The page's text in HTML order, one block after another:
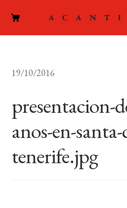
19/10/2016
presentacion-
anos-en-
tenerife.jpg